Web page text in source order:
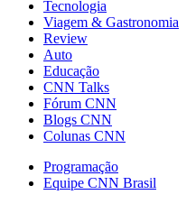
Tecnologia
Viagem & Gastronomia
Review
Auto
Educação
CNN Talks
Fórum CNN
Blogs CNN
Colunas CNN
Programação
Equipe CNN Brasil